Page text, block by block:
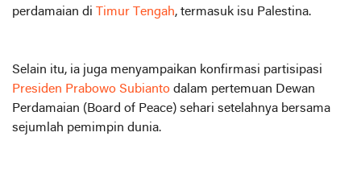
perdamaian di
Timur Tengah, termasuk isu Palestina.
Selain itu, ia juga menyampaikan konfirmasi partisipasi
Presiden Prabowo Subianto dalam pertemuan Dewan
Perdamaian (Board of Peace) sehari setelahnya bersama
sejumlah pemimpin dunia.